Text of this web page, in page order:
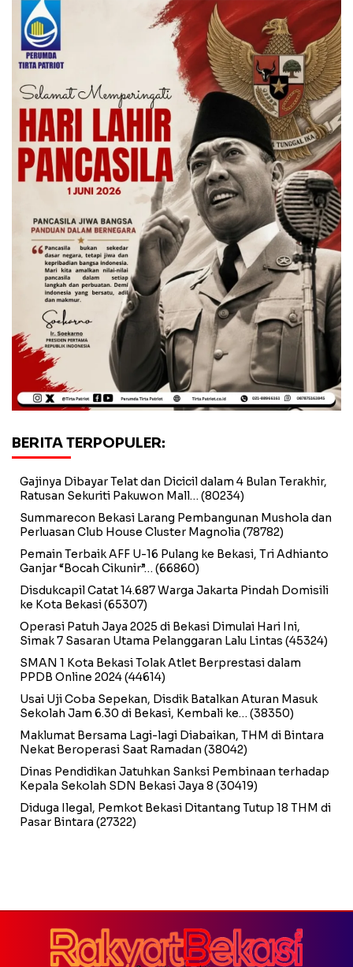
BERITA TERPOPULER:
Gajinya Dibayar Telat dan Dicicil dalam 4 Bulan Terakhir,
Ratusan Sekuriti Pakuwon Mall… (80234)
Summarecon Bekasi Larang Pembangunan Mushola dan
Perluasan Club House Cluster Magnolia (78782)
Pemain Terbaik AFF U-16 Pulang ke Bekasi, Tri Adhianto
Ganjar “Bocah Cikunir”… (66860)
Disdukcapil Catat 14.687 Warga Jakarta Pindah Domisili
ke Kota Bekasi(65307)
Operasi Patuh Jaya 2025 di Bekasi Dimulai Hari Ini,
Simak 7 Sasaran Utama Pelanggaran Lalu Lintas (45324)
SMAN 1 Kota Bekasi Tolak Atlet Berprestasi dalam
PPDB Online 2024(44614)
Usai Uji Coba Sepekan, Disdik Batalkan Aturan Masuk
Sekolah Jam 6.30 di Bekasi, Kembali ke… (38350)
Maklumat Bersama Lagi-lagi Diabaikan, THM di Bintara
Nekat Beroperasi Saat Ramadan (38042)
Dinas Pendidikan Jatuhkan Sanksi Pembinaan terhadap
Kepala Sekolah SDN Bekasi Jaya 8 (30419)
Diduga Ilegal, Pemkot Bekasi Ditantang Tutup 18 THM di
Pasar Bintara (27322)